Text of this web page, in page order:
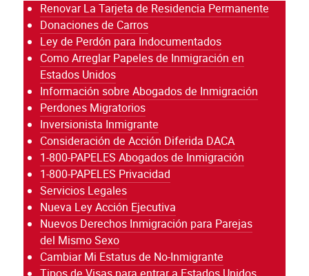
Renovar La Tarjeta de Residencia Permanente
Donaciones de Carros
Ley de Perdón para Indocumentados
Como Arreglar Papeles de Inmigración en
Estados Unidos
Información sobre Abogados de Inmigración
Perdones Migratorios
Inversionista Inmigrante
Consideración de Acción Diferida DACA
1-800-PAPELES Abogados de Inmigración
1-800-PAPELES Privacidad
Servicios Legales
Nueva Ley Acción Ejecutiva
Nuevos Derechos Inmigración para Parejas
del Mismo Sexo
Cambiar Mi Estatus de No-Inmigrante